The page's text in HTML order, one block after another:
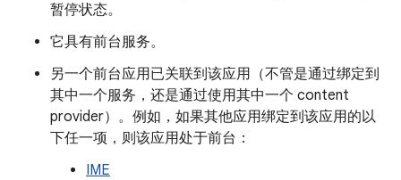
暂停状态。
它具有前台服务。
另一个前台应用已关联到该应用（不管是通过绑定到
其中一个服务，还是通过使用其中一个 content
provider）。例如，如果其他应用绑定到该应用的以
下任一项，则该应用处于前台：
IME